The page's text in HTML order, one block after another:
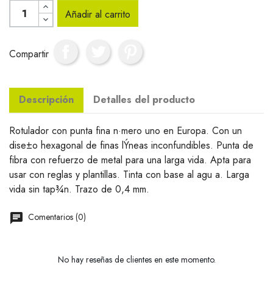
Añadir al carrito
Compartir
Descripción Detalles del producto
Rotulador con punta fina n·mero uno en Europa. Con un
dise±o hexagonal de finas lÝneas inconfundibles. Punta de
fibra con refuerzo de metal para una larga vida. Apta para
usar con reglas y plantillas. Tinta con base al agu a. Larga
vida sin tap¾n. Trazo de 0,4 mm.
Comentarios (0)
No hay reseñas de clientes en este momento.